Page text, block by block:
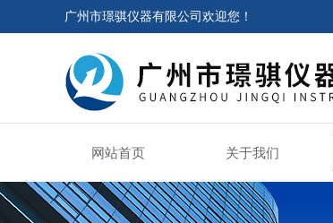
广州市璟骐仪器有限公司欢迎您！
网站首页 关于我们